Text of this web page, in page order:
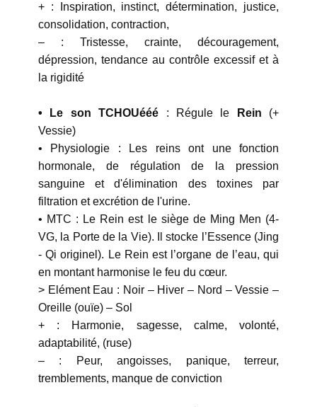
+ : Inspiration, instinct, détermination, justice,
consolidation, contraction,
– : Tristesse, crainte, découragement,
dépression, tendance au contrôle excessif et à
la rigidité
• Le son TCHOUééé : Régule le Rein (+
Vessie)
• Physiologie : Les reins ont une fonction
hormonale, de régulation de la pression
sanguine et d'élimination des toxines par
filtration et excrétion de l'urine.
• MTC : Le Rein est le siège de Ming Men (4-
VG, la Porte de la Vie). Il stocke l’Essence (Jing
- Qi originel). Le Rein est l’organe de l’eau, qui
en montant harmonise le feu du cœur.
> Elément Eau : Noir – Hiver – Nord – Vessie –
Oreille (ouïe) – Sol
+ : Harmonie, sagesse, calme, volonté,
adaptabilité, (ruse)
– : Peur, angoisses, panique, terreur,
tremblements, manque de conviction